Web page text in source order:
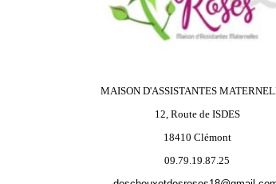
MAISON D'ASSISTANTES
12, Route de ISDES
18410 Clémont
09.79.19.87.25